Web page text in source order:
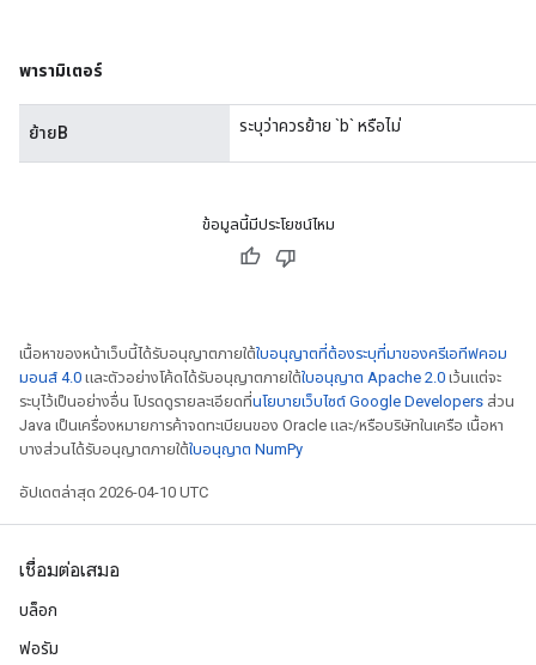
พารามิเตอร์
ย้ายB ระบุว่าควรย้าย `b` หรือไม่
ข้อมูลนี้มีประโยชน์ไหม
เนื้อหาของหน้าเว็บนี้ได้รับอนุญาตภายใต้ใบอนุญาตที่ต้องระบุที่มาของครีเอทีฟคอม
มอนส์ 4.0 และตัวอย่างโค้ดได้รับอนุญาตภายใต้ใบอนุญาต Apache 2.0 เว้นแต่จะ
ระบุไว้เป็นอย่างอื่น โปรดดูรายละเอียดที่นโยบายเว็บไซต์ Google Developers ส่วน
Java เป็นเครื่องหมายการค้าจดทะเบียนของ Oracle และ/หรือบริษัทในเครือ เนื้อหา
บางส่วนได้รับอนุญาตภายใต้ใบอนุญาต NumPy
อัปเดตล่าสุด 2026-04-10 UTC
เชื่อมต่อเสมอ
บล็อก
ฟอรัม